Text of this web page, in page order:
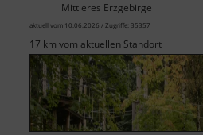
Mittleres Erzgebirge
aktuell vom 10.06.2026 / Zugriffe: 35357
17 km vom aktuellen Standort